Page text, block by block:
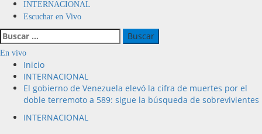
INTERNACIONAL
Escuchar en Vivo
En vivo
Inicio
INTERNACIONAL
El gobierno de Venezuela elevó la cifra de muertes por el
doble terremoto a 589: sigue la búsqueda de sobrevivientes
INTERNACIONAL